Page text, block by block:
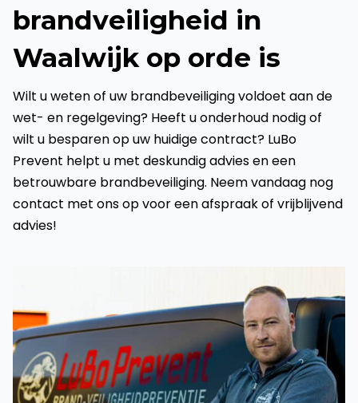
brandveiligheid in
Waalwijk op orde is
Wilt u weten of uw brandbeveiliging voldoet aan de
wet- en regelgeving? Heeft u onderhoud nodig of
wilt u besparen op uw huidige contract? LuBo
Prevent helpt u met deskundig advies en een
betrouwbare brandbeveiliging. Neem vandaag nog
contact met ons op voor een afspraak of vrijblijvend
advies!